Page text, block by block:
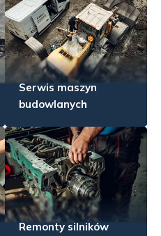
Serwis maszyn
budowlanych
Remonty silników